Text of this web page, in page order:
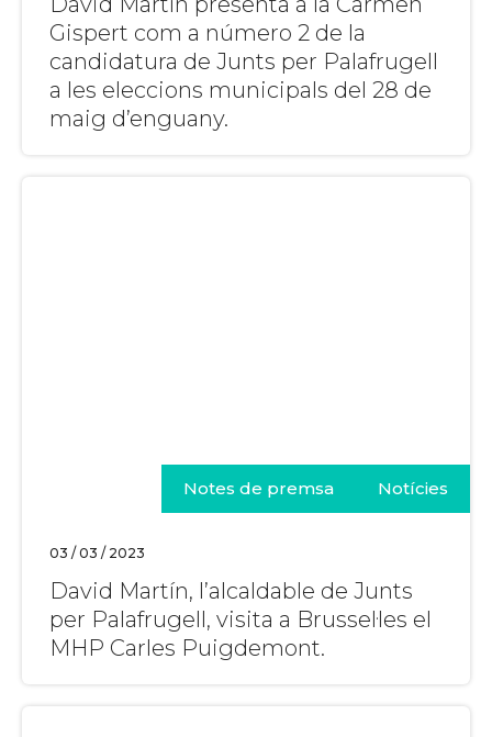
Gispert com a número 2 de la
candidatura de Junts per Palafrugell
a les eleccions municipals del 28 de
maig d’enguany.
Notes de premsa Notícies
03 / 03 / 2023
David Martín, l’alcaldable de Junts
per Palafrugell, visita a Brussel·les el
MHP Carles Puigdemont.